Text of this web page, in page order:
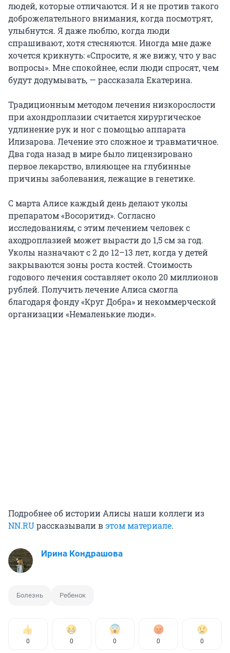
людей, которые отличаются. И я не против такого
доброжелательного внимания, когда посмотрят,
улыбнутся. Я даже люблю, когда люди
спрашивают, хотя стесняются. Иногда мне даже
хочется крикнуть: «Спросите, я же вижу, что у вас
вопросы». Мне спокойнее, если люди спросят, чем
будут додумывать, — рассказала Екатерина.
Традиционным методом лечения низкорослости
при ахондроплазии считается хирургическое
удлинение рук и ног с помощью аппарата
Илизарова. Лечение это сложное и травматичное.
Два года назад в мире было лицензировано
первое лекарство, влияющее на глубинные
причины заболевания, лежащие в генетике.
С марта Алисе каждый день делают уколы
препаратом «Восоритид». Согласно
исследованиям, с этим лечением человек с
аходроплазией может вырасти до 1,5 см за год.
Уколы назначают с 2 до 12–13 лет, когда у детей
закрываются зоны роста костей. Стоимость
годового лечения составляет около 20 миллионов
рублей. Получить лечение Алиса смогла
благодаря фонду «Круг Добра» и некоммерческой
организации «Немаленькие люди».
Подробнее об истории Алисы наши коллеги из
NN.RUрассказывали вэтом материале.
Ирина Кондрашова
Болезнь Ребенок
0 0 0 0 0